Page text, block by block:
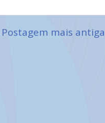
Postagem mais antiga